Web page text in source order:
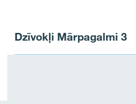
Dzīvokļi Mārpagalmi 3